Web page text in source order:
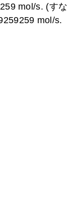
mol/s. (すな
mol/s.